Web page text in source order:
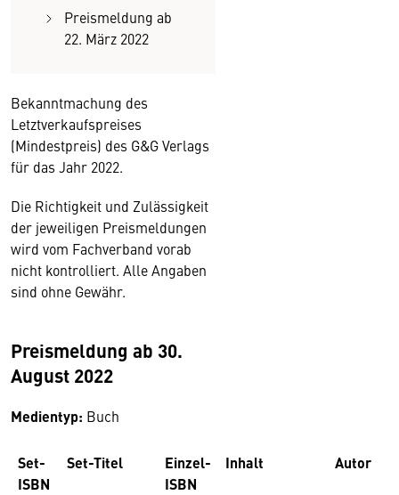
Preismeldung ab
22. März 2022
Bekanntmachung des
Letztverkaufspreises
(Mindestpreis) des G&G Verlags
für das Jahr 2022.
Die Richtigkeit und Zulässigkeit
der jeweiligen Preismeldungen
wird vom Fachverband vorab
nicht kontrolliert. Alle Angaben
sind ohne Gewähr.
Preismeldung ab 30.
August 2022
Medientyp: Buch
Set-
ISBN
Set-Titel
Einzel-
ISBN
Inhalt Autor